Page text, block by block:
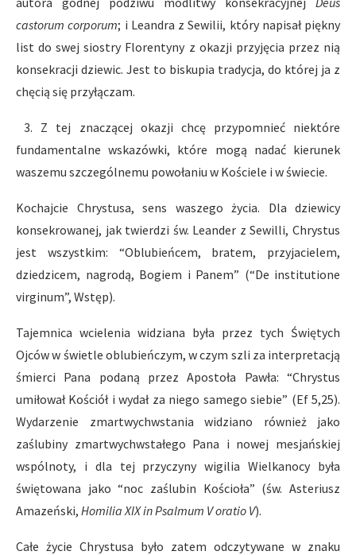
castorum corporum; i Leandra z Sewilii, który napisał piękny
list do swej siostry Florentyny z okazji przyjęcia przez nią
konsekracji dziewic. Jest to biskupia tradycja, do której ja z
chęcią się przyłączam.
3. Z tej znaczącej okazji chcę przypomnieć niektóre
fundamentalne wskazówki, które mogą nadać kierunek
waszemu szczególnemu powołaniu w Kościele i w świecie.
Kochajcie Chrystusa, sens waszego życia. Dla dziewicy
konsekrowanej, jak twierdzi św. Leander z Sewilli, Chrystus
jest wszystkim: “Oblubieńcem, bratem, przyjacielem,
dziedzicem, nagrodą, Bogiem i Panem” (“De institutione
virginum”, Wstęp).
Tajemnica wcielenia widziana była przez tych Świętych
Ojców w świetle oblubieńczym, w czym szli za interpretacją
śmierci Pana podaną przez Apostoła Pawła: “Chrystus
umiłował Kościół i wydał za niego samego siebie” (Ef 5,25).
Wydarzenie zmartwychwstania widziano również jako
zaślubiny zmartwychwstałego Pana i nowej mesjańskiej
wspólnoty, i dla tej przyczyny wigilia Wielkanocy była
świętowana jako “noc zaślubin Kościoła” (św. Asteriusz
Amazeński, Homilia XIX in Psalmum V oratio V).
Całe życie Chrystusa było zatem odczytywane w znaku